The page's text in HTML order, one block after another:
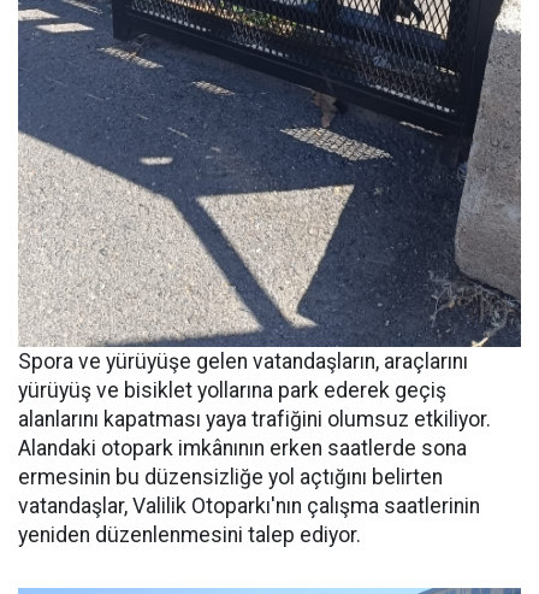
Spora ve yürüyüşe gelen vatandaşların, araçlarını
yürüyüş ve bisiklet yollarına park ederek geçiş
alanlarını kapatması yaya trafiğini olumsuz etkiliyor.
Alandaki otopark imkânının erken saatlerde sona
ermesinin bu düzensizliğe yol açtığını belirten
vatandaşlar, Valilik Otoparkı'nın çalışma saatlerinin
yeniden düzenlenmesini talep ediyor.